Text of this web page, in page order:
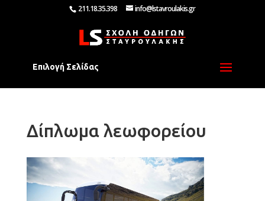
211.18.35.398 info@lstavroulakis.gr
Επιλογή Σελίδας
Δίπλωμα λεωφορείου